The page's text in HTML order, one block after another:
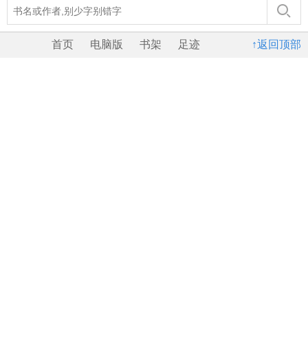
↑返回顶部
首页 电脑版 书架 足迹